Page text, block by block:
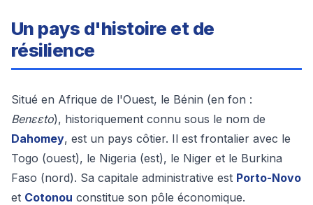
Un pays d'histoire et de
résilience
Situé en Afrique de l'Ouest, le Bénin (en fon :
Benɛɛto), historiquement connu sous le nom de
Dahomey, est un pays côtier. Il est frontalier avec le
Togo (ouest), le Nigeria (est), le Niger et le Burkina
Faso (nord). Sa capitale administrative est Porto-Novo
et Cotonou constitue son pôle économique.